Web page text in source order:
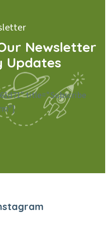
Newsletter
Updates
title="Subscribe